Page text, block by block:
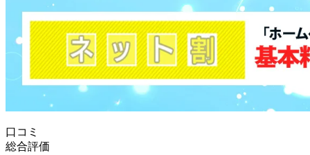
口コミ
総合評価